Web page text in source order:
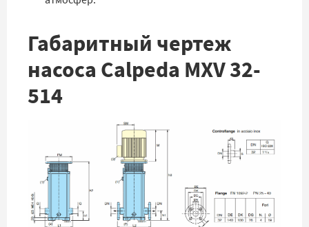
Габаритный чертеж
насоса Calpeda MXV 32-
514